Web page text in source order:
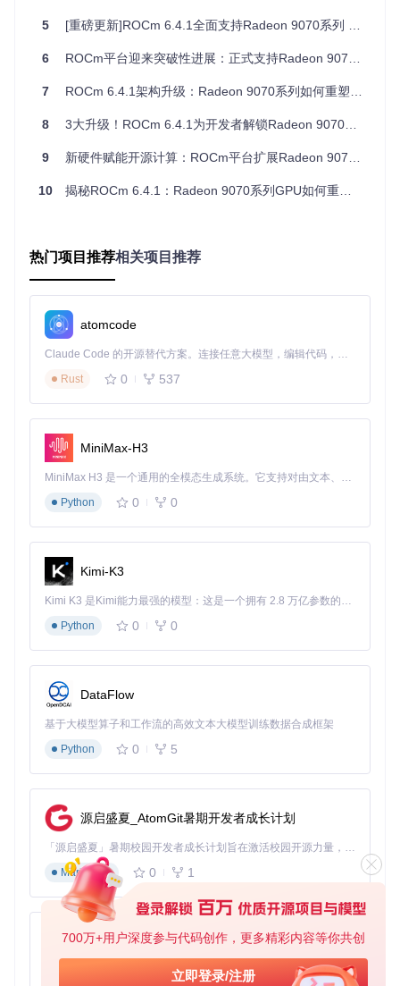
700万+用户深度参与代码创作，更多精彩内容等你共创
立即登录/注册
gfx1200/1201架构解析
义，包含了以下关键技术特性：
增强型计算单元（CU）设计
改进的内存控制器
操作系统兼容性
操作系统
Linux (Ubuntu 22.04
+)
Linux (RHEL 9.x)
WSL 2
即将支持 预计下一版本发布
持
持
软件兼容性注意事项
PyTorch 2.1+ 和 TensorFlow 2.15+ 已验证支持
需更新ROCm相关依赖库至6.4.1版本
旧版ROCm应用可能需要重新编译以利用新架构特性
环境配置步骤
确保系统满足最低要求：Linux内核5.15+，glibc 2.35+
克隆ROCm仓库：
GitHub_Trending/ro/ROCm
按照官方安装指南配置软件源
针对RDNA 3架构调整线程块大小
利用新的指令集特性优化内存访问模式
使用ROCm Profiler分析并优化热点代码
针对Radeon 9070的缓存结构调整数据布局
检查代码中硬编码的架构特定优化
验证数值精度和性能基准是否符合预期
关注ROCm文档中的已知问题和解决方法
此次ROCm对Radeon 9070系列的支持，不仅丰富了开发者的
硬件选择，更彰显了AMD持续投入开源加速计算生态的决心。
随着硬件支持范围的扩大和软件栈的不断完善，ROCm正逐步
成为多平台、多架构的开放计算标准，为高性能计算和人工智
能领域的创新提供强大动力。
5 [重磅更新]ROCm 6.4.1全面支持Radeon 9070系列 GPU：开源加速计算生态再扩容
6 ROCm平台迎来突破性进展：正式支持Radeon 9070系列GPU
7 ROCm 6.4.1架构升级：Radeon 9070系列如何重塑开源计算生态
8 3大升级！ROCm 6.4.1为开发者解锁Radeon 9070系列GPU新能力
9 新硬件赋能开源计算：ROCm平台扩展Radeon 9070系列兼容性
10 揭秘ROCm 6.4.1：Radeon 9070系列GPU如何重塑开源计算生态
热门项目推荐相关项目推荐
atomcode
Claude Code 的开源替代方案。连接任意大模型，编辑代码，运行命令，自动验证 — 全自动执行。用 Rust 构建，极致性能。 ｜ An open-source alternative to Claude Code. Connect any LLM, edit code, run commands, and verify changes — autonomously. Built in Rust for speed. Get Started
Rust
0 537
MiniMax-H3
MiniMax H3 是一个通用的全模态生成系统。它支持对由文本、图像、视频和音频组成的多模态上下文进行统一理解，并能生成分辨率高达 2K、时长可达 15 秒的带原生立体声音频的视频。得益于面向任务泛化的系统设计，H3 在预训练阶段就已具备广泛的多模态上下文理解与生成能力，能够出色地执行复杂的多模态指令。
Python
0 0
Kimi-K3
Kimi K3 是Kimi能力最强的模型：这是一个拥有 2.8 万亿参数的混合专家（MoE）模型，具备原生视觉理解能力，并支持 100 万 token 的上下文窗口。
Python
0 0
DataFlow
基于大模型算子和工作流的高效文本大模型训练数据合成框架
Python
0 5
源启盛夏_AtomGit暑期开发者成长计划
「源启盛夏」暑期校园开发者成长计划旨在激活校园开源力量，通过积分激励、认证扶持、资源倾斜等形式，引导高校组织和开发者完成「入驻 — 建项目 — 做贡献 — 获认证 — 得资源」的完整闭环。无论你是想带领社团入驻平台的组织者，还是希望用代码贡献证明自己的开发者，都能在这里找到属于你的成长路径。
Markdown
0 1
py-xiaozhi
基于Python的Xiaozhi AI，适用于想要完整Xiaozhi体验而无需拥有专用硬件的用户。